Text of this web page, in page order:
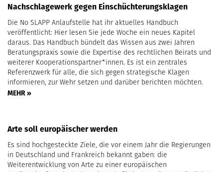
Nachschlagewerk gegen Einschüchterungsklagen
Die No SLAPP Anlaufstelle hat ihr aktuelles Handbuch
veröffentlicht: Hier lesen Sie jede Woche ein neues Kapitel
daraus. Das Handbuch bündelt das Wissen aus zwei Jahren
Beratungspraxis sowie die Expertise des rechtlichen Beirats und
weiterer Kooperationspartner*innen. Es ist ein zentrales
Referenzwerk für alle, die sich gegen strategische Klagen
informieren, zur Wehr setzen und darüber berichten möchten.
MEHR »
Arte soll europäischer werden
Es sind hochgesteckte Ziele, die vor einem Jahr die Regierungen
in Deutschland und Frankreich bekannt gaben: die
Weiterentwicklung von Arte zu einer europäischen